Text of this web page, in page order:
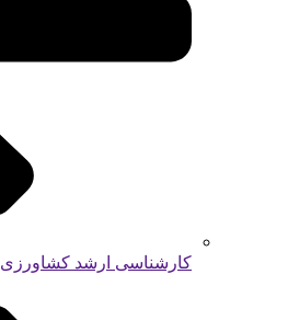
کارشناسی ارشد کشاورزی